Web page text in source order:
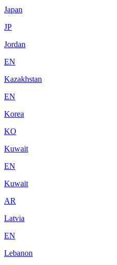
Japan
JP
Jordan
EN
Kazakhstan
EN
Korea
KO
Kuwait
EN
Kuwait
AR
Latvia
EN
Lebanon